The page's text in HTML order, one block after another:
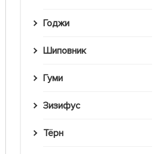
Годжи
Шиповник
Гуми
Зизифус
Тёрн